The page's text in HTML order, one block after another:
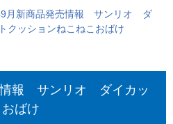
9月新商品発売情報 サンリオ ダ
クッションねこねこおばけ
情報 サンリオ ダイカッ
ばけ